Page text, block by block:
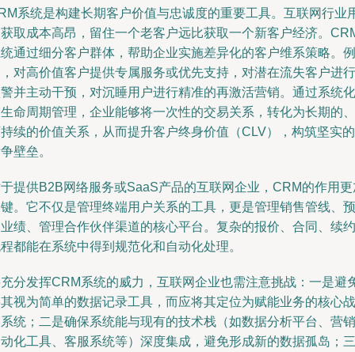
系统是构建长期客户价值与忠诚度的重要工具。互联网行业
取成本高昂，留住一个老客户远比获取一个新客户经济。
通过细分客户群体，帮助企业实施差异化的客户维系策略。例
对高价值客户提供专属服务或优先支持，对潜在流失客户进行
并主动干预，对沉睡用户进行精准的再激活营销。通过系统化
命周期管理，企业能够将一次性的交易关系，转化为长期的、
续的价值关系，从而提升客户终身价值（CLV），构筑坚实的
壁垒。
提供B2B网络服务或SaaS产品的互联网企业，CRM的作用更
。它不仅是管理终端用户关系的工具，更是管理销售管线、预
绩、管理合作伙伴渠道的核心平台。复杂的报价、合同、续约
都能在系统中得到规范化和自动化处理。
分发挥CRM系统的威力，互联网企业也需注意挑战：一是避
视为简单的数据记录工具，而应将其定位为赋能业务的核心战
统；二是确保系统能与现有的技术栈（如数据分析平台、营销
化工具、客服系统等）深度集成，避免形成新的数据孤岛；三